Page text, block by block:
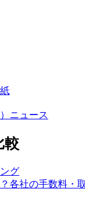
ニュース
較
グ
各社の手数料・